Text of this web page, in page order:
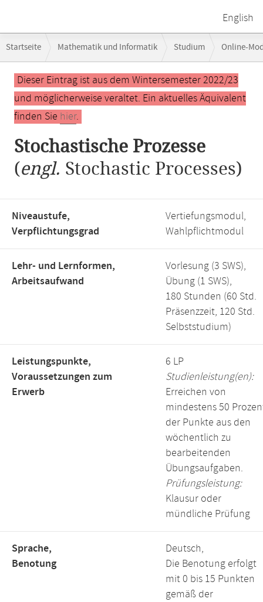
English
Navigation
Startseite Mathematik und Informatik Studium Online-
Hauptinhalt
Dieser Eintrag ist aus dem Wintersemester 2022/23
und möglicherweise veraltet. Ein aktuelles Äquivalent
finden Sie hier.
Stochastische Prozesse
(engl. Stochastic Processes)
Niveaustufe,
Verpflichtungsgrad
Vertiefungsmodul,
Wahlpflichtmodul
Lehr- und Lernformen,
Arbeitsaufwand
Vorlesung (3 SWS),
Übung (1 SWS),
180 Stunden (60 Std.
Präsenzzeit, 120 Std.
Selbststudium)
Leistungspunkte,
Voraussetzungen zum
Erwerb
6 LP
Studienleistung(en):
Erreichen von
mindestens 50
der Punkte aus den
wöchentlich zu
bearbeitenden
Übungsaufgaben.
Prüfungsleistung:
Klausur oder
mündliche Prüfung
Sprache,
Benotung
Deutsch,
Die Benotung erfolgt
mit 0 bis 15 Punkten
gemäß der